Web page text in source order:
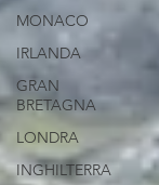
MONACO
IRLANDA
GRAN
BRETAGNA
LONDRA
INGHILTERRA